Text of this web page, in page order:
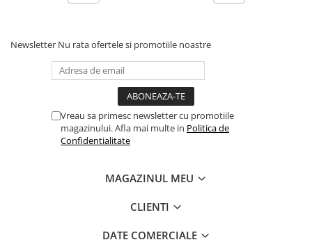
Newsletter Nu rata ofertele si promotiile noastre
Vreau sa primesc newsletter cu promotiile
magazinului. Afla mai multe in Politica de
Confidentialitate
MAGAZINUL MEU
CLIENTI
DATE COMERCIALE